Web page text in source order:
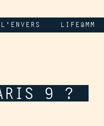
LIFE@MM
9 ?